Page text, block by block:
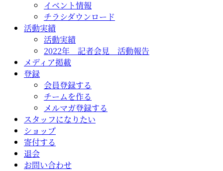
イベント情報
チラシダウンロード
活動実績
活動実績
2022年 記者会見 活動報告
メディア掲載
登録
会員登録する
チームを作る
メルマガ登録する
スタッフになりたい
ショップ
寄付する
退会
お問い合わせ